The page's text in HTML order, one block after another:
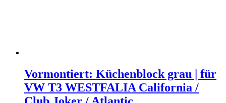
Vormontiert: Küchenblock grau | für
VW T3 WESTFALIA California /